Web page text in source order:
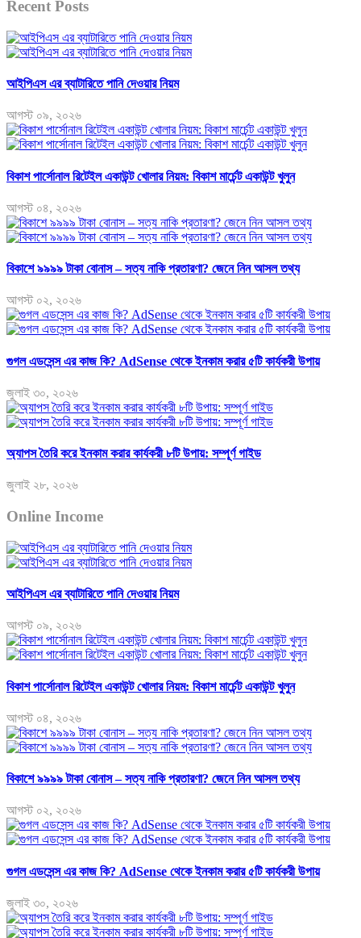
Recent Posts
আইপিএস এর ব্যাটারিতে পানি দেওয়ার নিয়ম
আগস্ট ০৯, ২০২৬
বিকাশ পার্সোনাল রিটেইল একাউন্ট খোলার নিয়ম: বিকাশ মার্চেন্ট একাউন্ট খুলুন
আগস্ট ০৪, ২০২৬
বিকাশে ৯৯৯৯ টাকা বোনাস – সত্য নাকি প্রতারণা? জেনে নিন আসল তথ্য
আগস্ট ০২, ২০২৬
গুগল এডসেন্স এর কাজ কি? AdSense থেকে ইনকাম করার ৫টি কার্যকরী উপায়
জুলাই ৩০, ২০২৬
অ্যাপস তৈরি করে ইনকাম করার কার্যকরী ৮টি উপায়: সম্পূর্ণ গাইড
জুলাই ২৮, ২০২৬
Online Income
আইপিএস এর ব্যাটারিতে পানি দেওয়ার নিয়ম
আগস্ট ০৯, ২০২৬
বিকাশ পার্সোনাল রিটেইল একাউন্ট খোলার নিয়ম: বিকাশ মার্চেন্ট একাউন্ট খুলুন
আগস্ট ০৪, ২০২৬
বিকাশে ৯৯৯৯ টাকা বোনাস – সত্য নাকি প্রতারণা? জেনে নিন আসল তথ্য
আগস্ট ০২, ২০২৬
গুগল এডসেন্স এর কাজ কি? AdSense থেকে ইনকাম করার ৫টি কার্যকরী উপায়
জুলাই ৩০, ২০২৬